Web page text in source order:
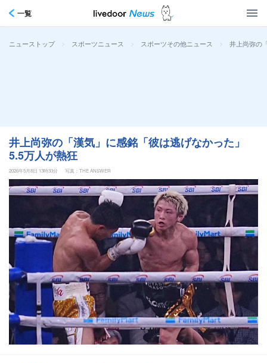
一覧
ニューストップ > スポーツニュース > スポーツその他ニュース > 井上尚弥の
井上尚弥の「漢気」に感銘「彼は逃げなかった」
5.5万人が熱狂
2026年5月8日 13時33分 写真：THE ANSWER